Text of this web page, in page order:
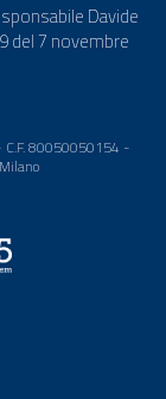
Davide
del 7 novembre
C.F. 80050050154 -